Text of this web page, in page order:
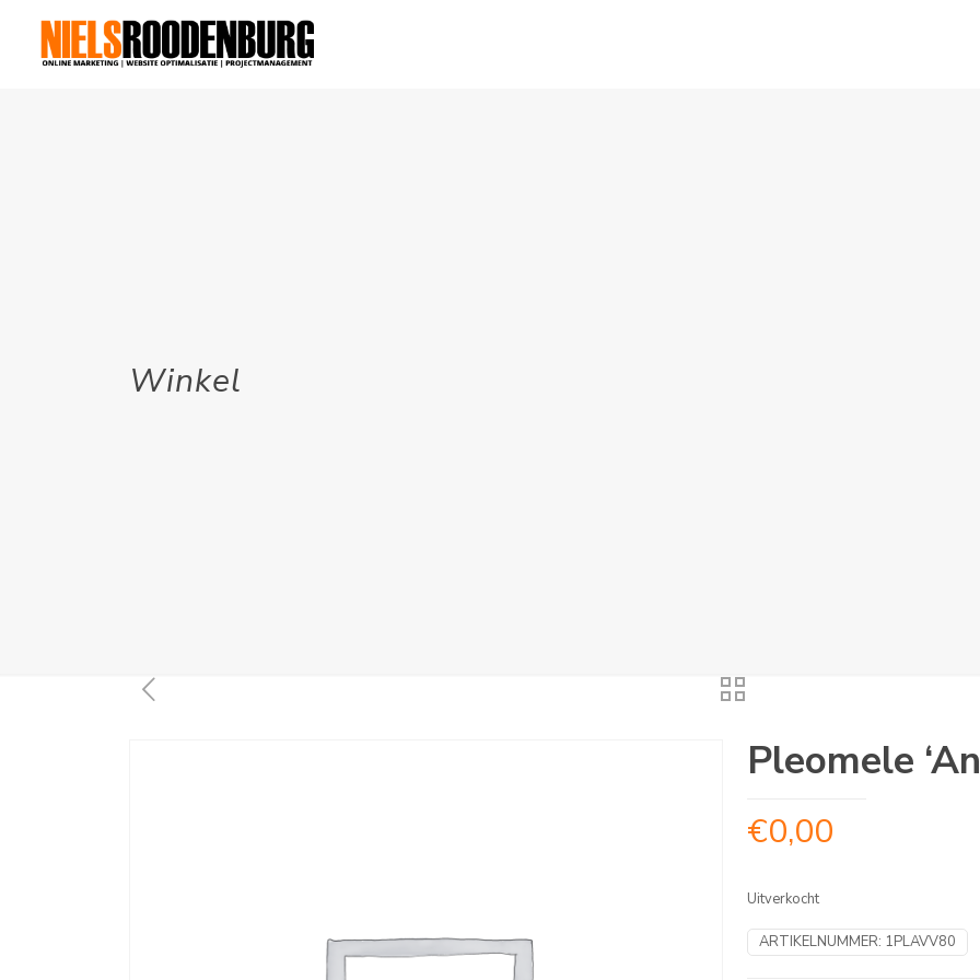
Winkel
Pleomele
€0,00
Uitverkocht
ARTIKELNUMMER: 1PLAVV80